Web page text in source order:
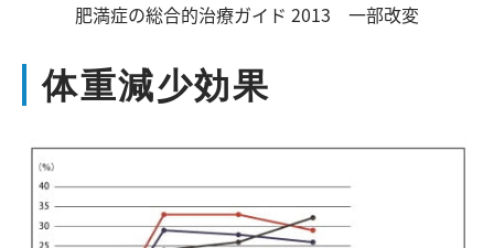
肥満症の総合的治療ガイド 2013 一部改変
体重減少効果